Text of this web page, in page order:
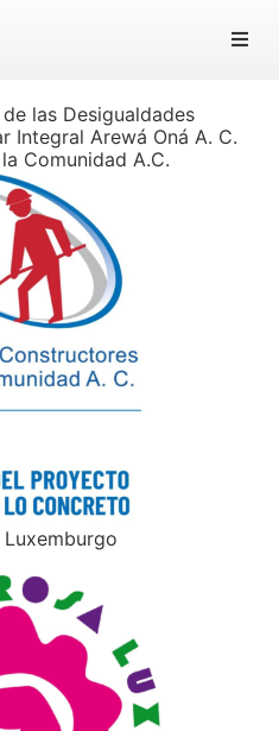
Objetivos
Documentos
Blog
las Desigualdades
Integral Arewá Oná A. C.
Comunidad A.C.